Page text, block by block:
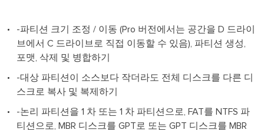
-파티션 크기 조정 / 이동 (Pro 버전에서는 공간을 D 드라이
브에서 C 드라이브로 직접 이동할 수 있음), 파티션 생성,
포맷, 삭제 및 병합하기
-대상 파티션이 소스보다 작더라도 전체 디스크를 다른 디
스크로 복사 및 복제하기
-논리 파티션을 1 차 또는 1 차 파티션으로, FAT를 NTFS 파
티션으로, MBR 디스크를 GPT로 또는 GPT 디스크를 MBR